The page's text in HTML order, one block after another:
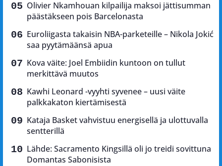
Olivier Nkamhouan kilpailija maksoi jättisumman
päästäkseen pois Barcelonasta
Euroliigasta takaisin NBA-parketeille – Nikola Jokić
saa pyytämäänsä apua
Kova väite: Joel Embiidin kuntoon on tullut
merkittävä muutos
Kawhi Leonard -vyyhti syvenee – uusi väite
palkkakaton kiertämisestä
Kataja Basket vahvistuu energisellä ja ulottuvalla
sentterillä
Lähde: Sacramento Kingsillä oli jo treidi sovittuna
Domantas Sabonisista